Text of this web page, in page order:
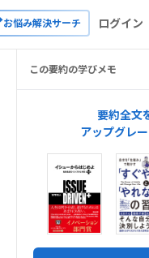
お悩み解決サーチ ログイン
この要約の学びメモ
要約全文
アップグレ